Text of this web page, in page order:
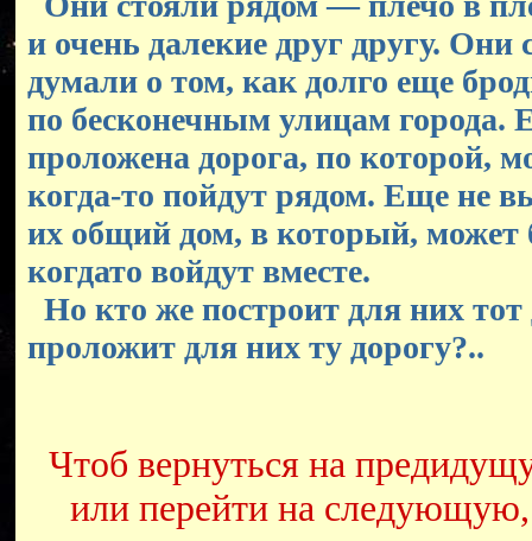
и очень далекие друг другу. Они
думали о том, как долго еще
по бесконечным улицам города.
проложена дорога, по которой,
когда-то пойдут рядом. Еще не
их общий дом, в который, может
когдато войдут вместе.
Но кто же построит для них
проложит для них ту дорогу?..
Чтоб вернуться на
или перейти на